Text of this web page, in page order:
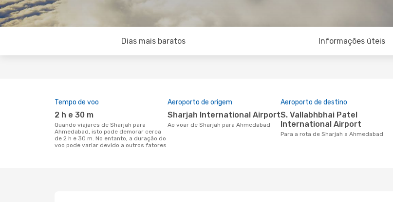
Dias mais baratos Informações úteis
Tempo de voo
2 h e 30 m
Quando viajares de Sharjah para
Ahmedabad, isto pode demorar cerca
de 2 h e 30 m. No entanto, a duração do
voo pode variar devido a outros fatores
Aeroporto de origem
Sharjah International Airport
Ao voar de Sharjah para Ahmedabad
Aeroporto de destino
S. Vallabhbhai Patel
International Airport
Para a rota de Sharjah a Ahmedabad